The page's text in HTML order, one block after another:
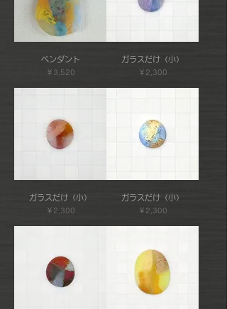
ペンダント
価格
￥3,520
ガラスだけ（小）
価格
￥2,300
ガラスだけ（小）
価格
￥2,300
ガラスだけ（小）
価格
￥2,300